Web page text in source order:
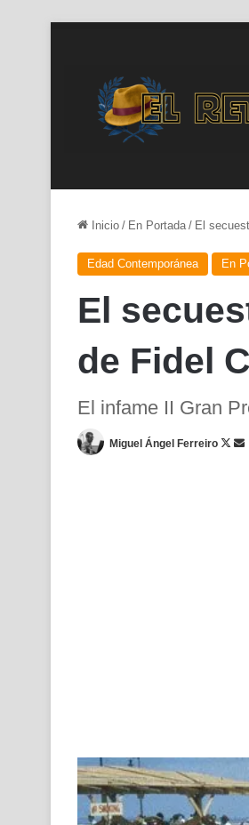
Inicio / En Portada / El
Edad Contemporánea En
El
de Fidel
El infame II Gran
Miguel Ángel Ferreiro